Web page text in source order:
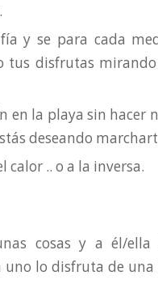
y se para cada
tus disfrutas
en la playa sin hacer
deseando
calor .. o a la inversa.
cosas y a él/ella
uno lo disfruta de